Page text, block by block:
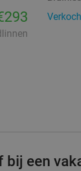
bij een